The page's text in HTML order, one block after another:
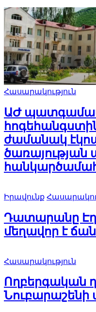
Հասարակություն
ԱԺ
ժամանակ
ծառայության
հանկարծամահ
Իրավունք
Դատարանը
մեղավոր է
Հասարակություն
Ողբերգական
Նուբարաշենի